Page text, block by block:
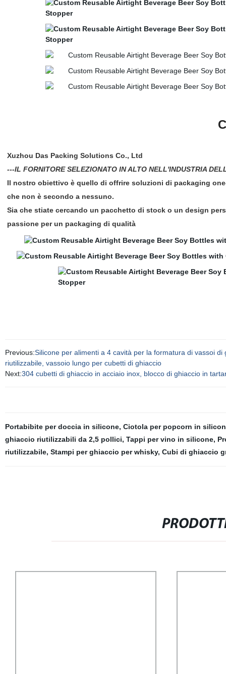
Xuzhou Das Packing Solutions Co., Ltd
---IL FORNITORE SELEZIONATO IN ALTO NELL'INDUSTRIA
Il nostro obiettivo è quello di offrire soluzioni di packaging
che non è secondo a nessuno.
Sia che stiate cercando un pacchetto di stock o un design
passione per un packaging di qualità
Previous:Silicone per alimenti a 4 cavità per la formatura di vassoi
riutilizzabile, vassoio lungo per cubetti di ghiaccio
Next:304 cubetti di ghiaccio in acciaio inox, blocco di ghiaccio in
Portabibite per doccia in silicone, Ciotola per popcorn in
ghiaccio riutilizzabili da 2,5 pollici, Tappi per vino in silicone,
riutilizzabile, Stampi per ghiaccio per whisky, Cubi di ghiaccio